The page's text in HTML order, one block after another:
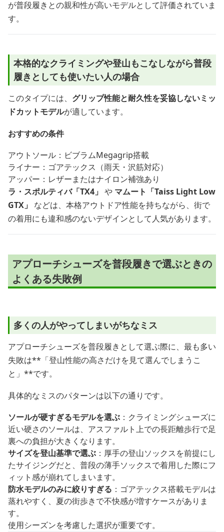
が普段履きとの親和性が高いモデルとして評価されていま
す。
本格的なクライミングや登山もこなしながら普段
履きとしても使いたい人の場合
このタイプには、 グリップ性能と耐久性を妥協しないミッ
ドカットモデルが適しています。
おすすめの条件
アウトソール：ビブラムMegagrip搭載
ライナー：ゴアテックス（雨天・沢筋対応）
アッパー：レザーまたはナイロン補強あり
ラ・スポルティバ「TX4」 や マムート「Taiss Light Low
GTX」
などは、本格アウトドア性能を持ちながら、街で
の着用にも違和感のないデザインとして人気があります。
アプローチシューズを普段履きで選ぶときの
よくある失敗例
多くの人がやってしまいがちなミス
アプローチシューズを普段履きとして選ぶ際に、最も多い
失敗は**「登山性能の高さだけを見て選んでしまうこ
と」**です。
具体的なミスのパターンは以下の通りです。
ソールが硬すぎるモデルを選ぶ ：クライミングシューズに
近い硬さのソールは、アスファルト上での長距離歩行で足
裏への負担が大きくなります。
サイズを登山基準で選ぶ ：厚手の登山ソックスを前提にし
たサイジングだと、普段の薄手ソックスで着用した際にフ
ィット感が崩れてしまいます。
防水モデルのみに絞りすぎる ：ゴアテックス搭載モデルは
蒸れやすく、夏の街歩きで不快感が増すケースがありま
す。
使用シーズンを考慮した選択が重要です。